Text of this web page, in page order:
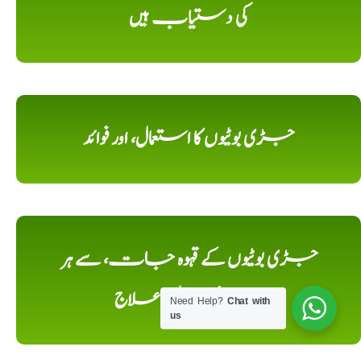
کی دستیاب ہیں
جڑی بوٹیوں کا استعمال، اور فوائد
جڑی بوٹیوں کے قہوہ جات، سے ہر
مرض کا, دیسی علاج
Need Help?Chat with
us